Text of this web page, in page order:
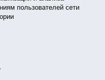
пользователей сети